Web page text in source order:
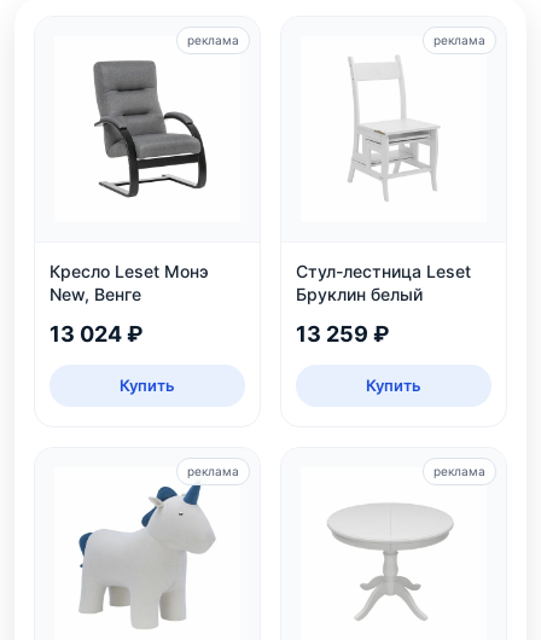
Кресло Leset Монэ
New, Венге
13 024 ₽
Купить
реклама
Стул-лестница Leset
Бруклин белый
13 259 ₽
Купить
реклама
реклама реклама